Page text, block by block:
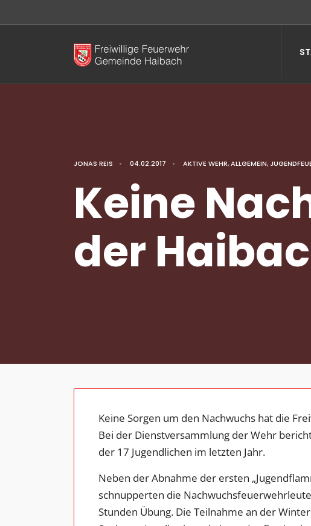
JONAS REIS • 04.02.2017 • AKTIVE WEHR,ALLGEMEIN,
Keine
der
Keine Sorgen um den Nachwuchs hat die
Bei der Dienstversammlung der Wehr
der 17 Jugendlichen im letzten Jahr.
Neben der Abnahme der ersten
schnupperten die
Stunden Übung. Die Teilnahme an der